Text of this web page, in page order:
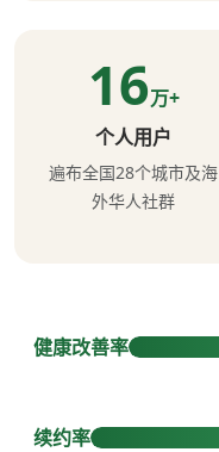
16万+
个人用户
遍布全国28个城市及海
外华人社群
健康改善率
续约率